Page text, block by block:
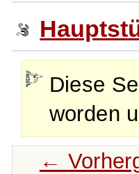
Diese
worden
←